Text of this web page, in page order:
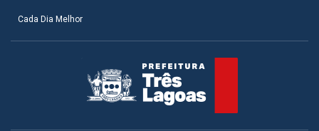
Cada Dia Melhor